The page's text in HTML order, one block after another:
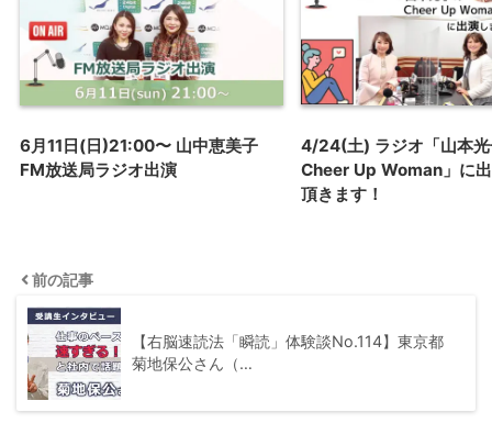
6月11日(日)21:00〜 山中恵美子
FM放送局ラジオ出演
4/24(土) ラジオ「山本
Cheer Up Woman」に
頂きます！
前の記事
【右脳速読法「瞬読」体験談No.114】東京都
菊地保公さん（…